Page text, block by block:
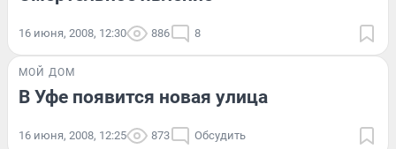
16 июня, 2008, 12:30 886 8
МОЙ ДОМ
В Уфе появится новая улица
16 июня, 2008, 12:25 873 Обсудить